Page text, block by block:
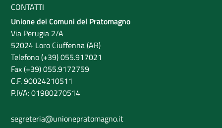
CONTATTI
Unione dei Comuni del Pratomagno
Via Perugia 2/A
52024 Loro Ciuffenna (AR)
Telefono (+39) 055.917021
Fax (+39) 055.9172759
C.F. 90024210511
P.IVA: 01980270514
segreteria@unionepratomagno.it